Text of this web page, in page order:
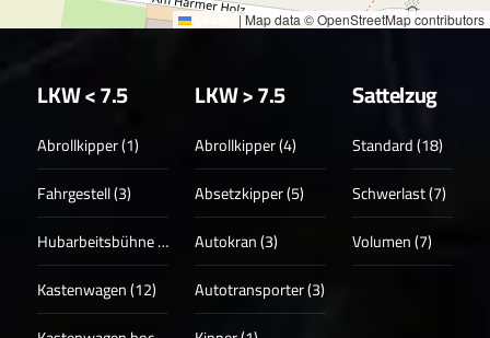
Leaflet |Map data © OpenStreetMap contributors
LKW < 7.5
Abrollkipper (1)
Fahrgestell (3)
Hubarbeitsbühne (3)
Kastenwagen (12)
LKW > 7.5
Abrollkipper (4)
Absetzkipper (5)
Autokran (3)
Autotransporter (3)
Sattelzug
Standard (18)
Schwerlast (7)
Volumen (7)